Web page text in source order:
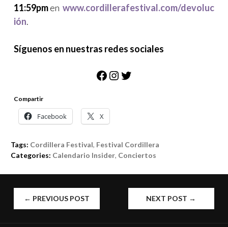
11:59pmen www.cordillerafestival.com/devoluc
ión.
Síguenos en nuestras redes sociales
Facebook
Instagram
Twitter
Compartir
Facebook X
Tags: Cordillera Festival, Festival Cordillera
Categories: Calendario Insider, Conciertos
POST
← PREVIOUS POST NEXT POST →